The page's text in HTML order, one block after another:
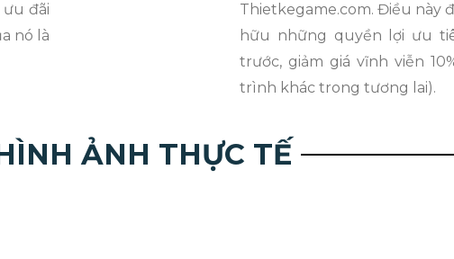
ưu đãi
nó là
Thietkegame.com. Điều này
hữu những quyền lợi ưu
trước, giảm giá vĩnh viễn
trình khác trong tương lai).
ẢNH THỰC TẾ